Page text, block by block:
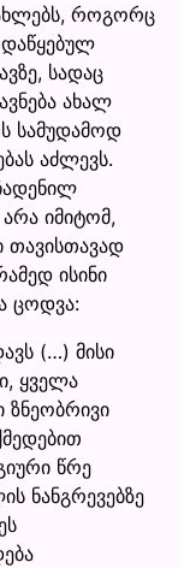
როგორც
სადაც
ახალ
სამუდამოდ
აძლევს.
იმიტომ,
თავისთავად
ისინი
ცოდვა:
(…) მისი
ყველა
ზნეობრივი
წრე
ნანგრევებზე